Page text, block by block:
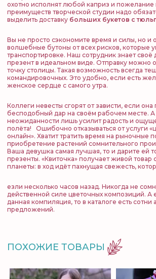
охотно исполнят любой каприз и пожелание
преимуществ творческой студии надо
выделить доставку больших букетов с
Вы не просто сэкономите время и силы, но и
волшебные бутоны от всех рисков, которые
транспортировке. Наш сотрудник знает своё
презент в идеальном виде. Отправку можно
точку столицы. Такая возможность всегда
командировочных. Это удобно, если есть
женское сердце с самого утра.
Коллеги невесты сгорят от зависти, если она
бесподобный дар на своём рабочем месте. А
неожиданности лишь усилит радость и
полёта! Ошибочно отказываться от услуги
онлайн». Хватит тратить время на рыночные
приобретение растений сомнительного
Ваша девушка самая лучшая, то и дарите ей
презенты. «Квиточка» получает живой товар
планеты: в ход идёт пахнущая свежесть,
езли несколько часов назад. Никогда не
действенной силе цветочных композиций. А
данная компиляция, то в каталоге есть сотни
предложений.
ПОХОЖИЕ ТОВАРЫ